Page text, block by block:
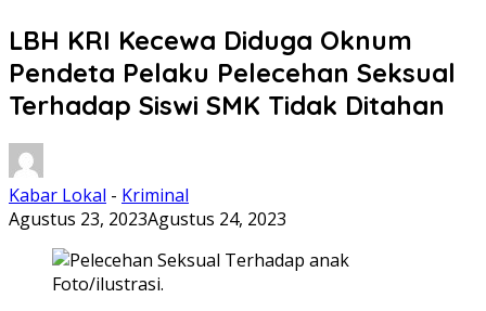
LBH KRI Kecewa Diduga Oknum
Pendeta Pelaku Pelecehan Seksual
Terhadap Siswi SMK Tidak Ditahan
Kabar Lokal - Kriminal
Agustus 23, 2023Agustus 24, 2023
Foto/ilustrasi.